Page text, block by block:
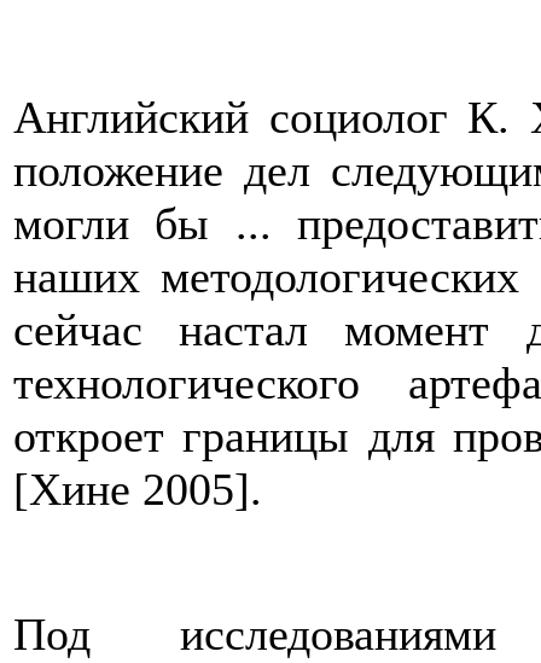
Английский социолог К.
положение дел
могли бы ...
наших
сейчас настал момент
технологического
откроет границы для
[Хине 2005].
Под